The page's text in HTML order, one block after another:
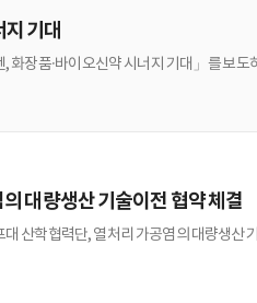
기대
화장품·바이오신약 시너지 기대」를 보
대량생산 기술이전 협약 체결
산학협력단, 열처리 가공염의 대량생